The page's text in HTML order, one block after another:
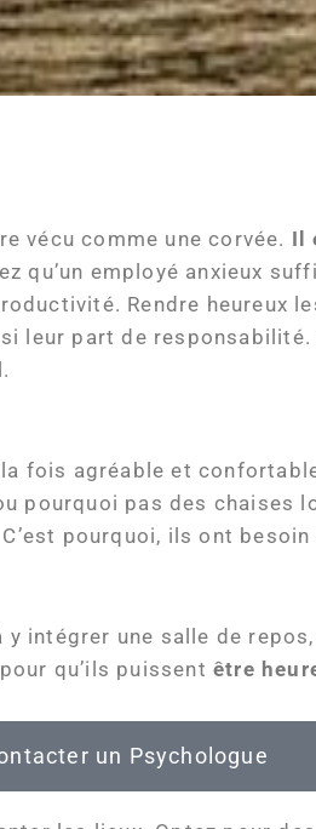
vécu comme une corvée. Il
qu’un employé anxieux
Rendre heureux
leur part de
la fois agréable et
pourquoi pas des chaises
pourquoi, ils ont
intégrer une salle de
qu’ils puissentêtre
un Psychologue